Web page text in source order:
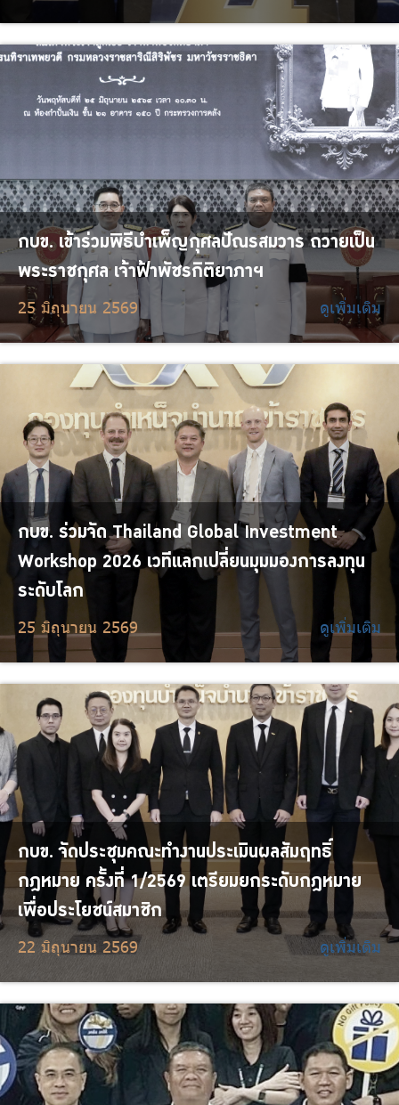
กบข. เข้าร่วมพิธีบำเพ็ญกุศลปัณรสมวาร ถวายเป็น
พระราชกุศล เจ้าฟ้าพัชรกิติยาภาฯ
25 มิถุนายน 2569 ดูเพิ่มเติม
กบข. ร่วมจัด Thailand Global Investment
Workshop 2026 เวทีแลกเปลี่ยนมุมมองการลงทุน
ระดับโลก
25 มิถุนายน 2569 ดูเพิ่มเติม
กบข. จัดประชุมคณะทำงานประเมินผลสัมฤทธิ์
กฎหมาย ครั้งที่ 1/2569 เตรียมยกระดับกฎหมาย
เพื่อประโยชน์สมาชิก
22 มิถุนายน 2569 ดูเพิ่มเติม